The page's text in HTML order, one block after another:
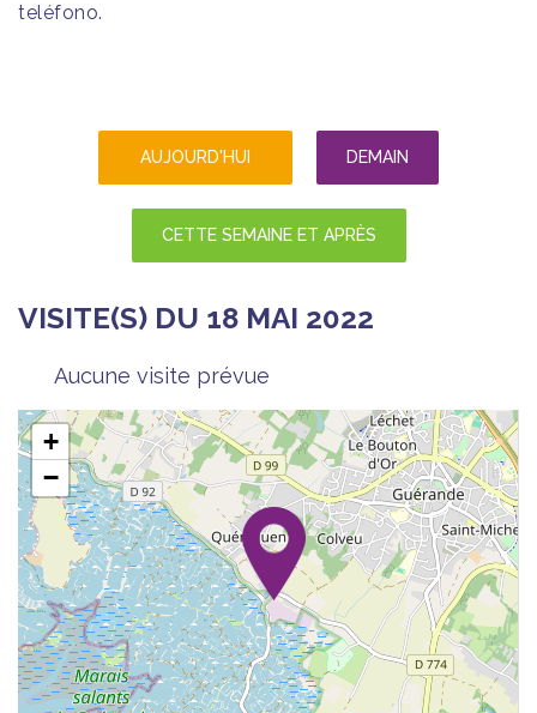
teléfono.
AUJOURD'HUI DEMAIN
CETTE SEMAINE ET APRÈS
VISITE(S) DU 18 MAI 2022
Aucune visite prévue
+
−